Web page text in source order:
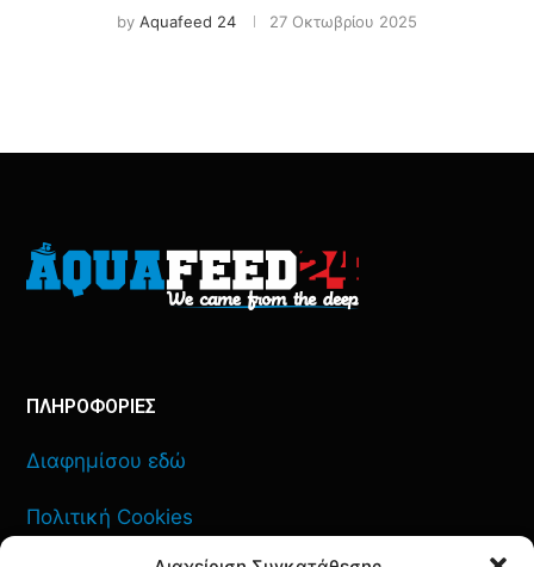
by Aquafeed 24 27 Οκτωβρίου 2025
ΠΛΗΡΟΦΟΡΙΕΣ
Διαφημίσου εδώ
Πολιτική Cookies